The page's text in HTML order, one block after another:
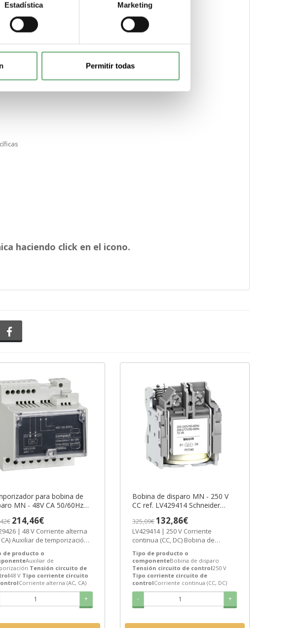
Estadística Marketing
Permitir todas
de RoHS China. Declaración informativa de sustancias
haciendo click en el icono.
Google+en Twitter
para bobina de
MN - 48V CA 50/60Hz
3-6 SEMANAS]
214,46€
| 48 V Corriente alterna
CA) Auxiliar de temporización
de producto o
Auxiliar de
Tensión circuito de
48 V Tipo corriente circuito
Corriente alterna (AC, CA)
+
Bobina de disparo MN - 250 V
CC ref. LV429414 Schneider
325,09€132,86€
LV429414 | 250 V Corriente
continua (CC, DC) Bobina de
LV429414...
Tipo de producto o
componenteBobina de disparo
Tensión circuito de control250 V
Tipo corriente circuito de
controlCorriente continua (CC, DC)
- +